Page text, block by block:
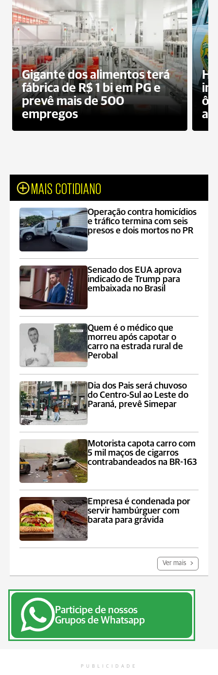
Gigante dos alimentos terá
fábrica de R$ 1 bi em PG e
prevê mais de 500
empregos
MAIS COTIDIANO
Operação contra homicídios
e tráfico termina com seis
presos e dois mortos no PR
Senado dos EUA aprova
indicado de Trump para
embaixada no Brasil
Quem é o médico que
morreu após capotar o
carro na estrada rural de
Perobal
Dia dos Pais será chuvoso
do Centro-Sul ao Leste do
Paraná, prevê Simepar
Motorista capota carro com
5 mil maços de cigarros
contrabandeados na BR-163
Empresa é condenada por
servir hambúrguer com
barata para grávida
Ver mais
Participe de nossos
Grupos de Whatsapp
PUBLICIDADE